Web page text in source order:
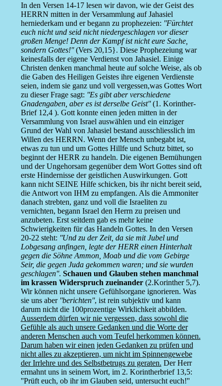
In den Versen 14-17 lesen wir davon, wie der Geist des
HERRN mitten in der Versammlung auf Jahasiel
herniederkam und er begann zu prophezeien: ''Fürchtet
euch nicht und seid nicht niedergeschlagen vor dieser
großen Menge! Denn der Kampf ist nicht eure Sache,
sondern Gottes!''(Vers 20,15}. Diese Prophezeiung war
keinesfalls der eigene Verdienst von Jahasiel. Einige
Christen denken manchmal heute auf solche Weise, als ob
die Gaben des Heiligen Geistes ihre eigenen Verdienste
seien, indem sie ganz und voll vergessen,was Gottes Wort
zu dieser Frage sagt: ''Es gibt aber verschiedene
Gnadengaben, aber es ist derselbe Geist''(1. Korinther-
Brief 12,4 ). Gott konnte einen jeden mitten in der
Versammlung von Israel auswählen und ein einziger
Grund der Wahl von Jahasiel bestand ausschliesslich im
Willen des HERRN. Wenn der Mensch unbegabt ist,
etwas zu tun und um Gottes Hillfe und Schutz bittet, so
beginnt der HERR zu handeln. Die eigenen Bemühungen
und der Ungehorsam gegenüber dem Wort Gottes sind oft
erste Hindernisse der geistlichen Auswirkungen. Gott
kann nicht SEINE Hilfe schicken, bis ihr nicht bereit seid,
die Antwort von IHM zu empfangen. Als die Ammoniter
danach strebten, ganz und voll die Israeliten zu
vernichten, begann Israel den Herrn zu preisen und
anzubeten. Erst seitdem gab es mehr keine
Schwierigkeiten für das Handeln Gottes. In den Versen
20-22 steht: ''Und zu der Zeit, da sie mit Jubel und
Lobgesang anfingen, legte der HERR einen Hinterhalt
gegen die Söhne Ammon, Moab und die vom Gebirge
Seir, die gegen Juda gekommen waren; und sie wurden
geschlagen''. Schauen und Glauben stehen manchmal
im krassen Widerspruch zueinander(2.Korinther 5,7).
Wir können nicht unsere Gefühlsorgane ignorieren. Was
sie uns aber ''berichten'', ist rein subjektiv und kann
darum nicht die 100prozentige Wirklichkeit abbilden.
Ausserdem dürfen wir nie vergessen, dass sowohl die
Gefühle als auch unsere Gedanken und die Worte der
anderen Menschen auch vom Teufel herkommen können.
Darum haben wir einen jeden Gedanken zu prüfen und
nicht alles zu akzeptieren, um nicht im Spinnengewebe
der Irrlehre und des Selbstbetrugs zu geraten. Der Herr
ermahnt uns in seinem Wort, im 2. Korintherbrief 13,5:
''Prüft euch, ob ihr im Glauben seid, untersucht euch!''